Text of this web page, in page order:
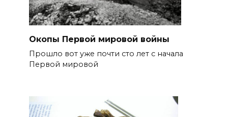
Окопы Первой мировой войны
Прошло вот уже почти сто лет с начала
Первой мировой